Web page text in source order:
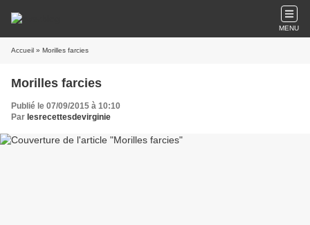
MENU
Accueil » Morilles farcies
Morilles farcies
Publié le 07/09/2015 à 10:10
Par lesrecettesdevirginie